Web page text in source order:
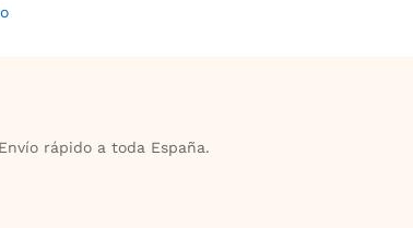
rápido a toda España.